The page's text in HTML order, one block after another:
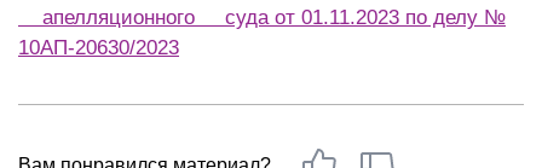
апелляционного суда от 01.11.2023 по делу №
10АП-20630/2023